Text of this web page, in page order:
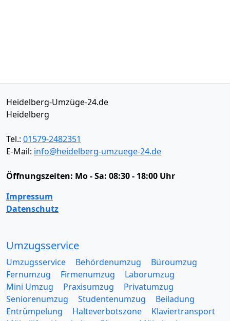
Heidelberg-Umzüge-24.de
Heidelberg
Tel.: 01579-2482351
E-Mail: info@heidelberg-umzuege-24.de
Öffnungszeiten: Mo - Sa: 08:30 - 18:00 Uhr
Impressum
Datenschutz
Umzugsservice
Umzugsservice Behördenumzug
Büroumzug
Fernumzug
Firmenumzug
Laborumzug
Mini Umzug
Praxisumzug
Privatumzug
Seniorenumzug
Studentenumzug
Beiladung
Entrümpelung
Halteverbotszone
Klaviertransport